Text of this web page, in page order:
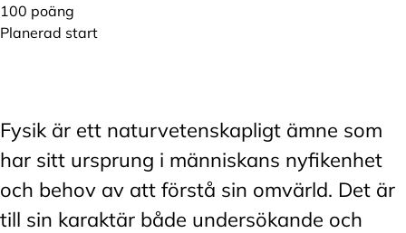
100 poäng
Planerad start
Fysik är ett naturvetenskapligt ämne som
har sitt ursprung i människans nyfikenhet
och behov av att förstå sin omvärld. Det är
till sin karaktär både undersökande och